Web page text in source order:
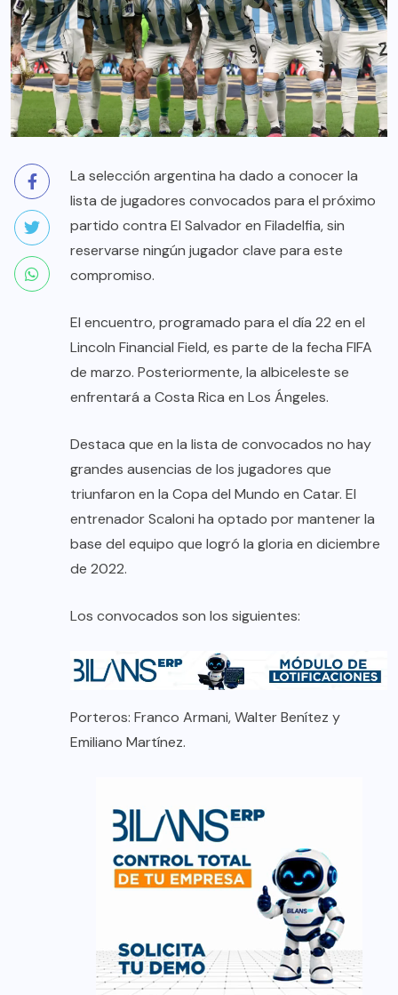
La selección argentina ha dado a conocer la
lista de jugadores convocados para el próximo
partido contra El Salvador en Filadelfia, sin
reservarse ningún jugador clave para este
compromiso.
El encuentro, programado para el día 22 en el
Lincoln Financial Field, es parte de la fecha FIFA
de marzo. Posteriormente, la albiceleste se
enfrentará a Costa Rica en Los Ángeles.
Destaca que en la lista de convocados no hay
grandes ausencias de los jugadores que
triunfaron en la Copa del Mundo en Catar. El
entrenador Scaloni ha optado por mantener la
base del equipo que logró la gloria en diciembre
de 2022.
Los convocados son los siguientes:
Porteros: Franco Armani, Walter Benítez y
Emiliano Martínez.